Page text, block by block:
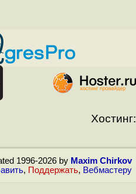
Хостинг:
1996-2026 by Maxim Chirkov
, Поддержать, Вебмастеру